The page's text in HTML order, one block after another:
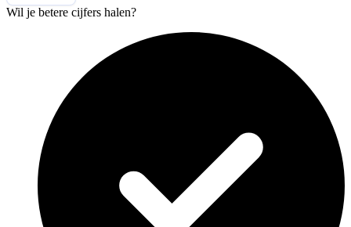
Wil je betere cijfers halen?